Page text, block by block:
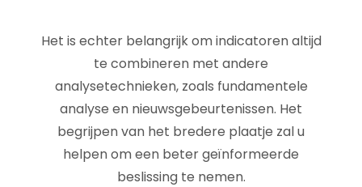
Het is echter belangrijk om indicatoren altijd
te combineren met andere
analysetechnieken, zoals fundamentele
analyse en nieuwsgebeurtenissen. Het
begrijpen van het bredere plaatje zal u
helpen om een beter geïnformeerde
beslissing te nemen.